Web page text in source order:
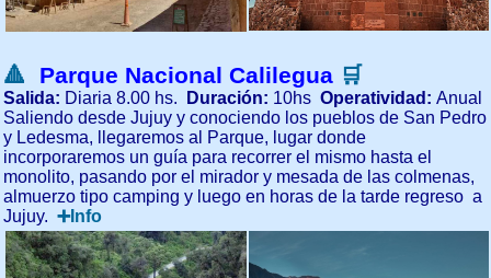
🔺 Parque Nacional Calilegua 🛒
Salida: Diaria 8.00 hs. Duración: 10hsOperatividad: Anual
Saliendo desde Jujuy y conociendo los pueblos de San Pedro
y Ledesma, llegaremos al Parque, lugar donde
incorporaremos un guía para recorrer el mismo hasta el
monolito, pasando por el mirador y mesada de las colmenas,
almuerzo tipo camping y luego en horas de la tarde regreso a
Jujuy.➕Info